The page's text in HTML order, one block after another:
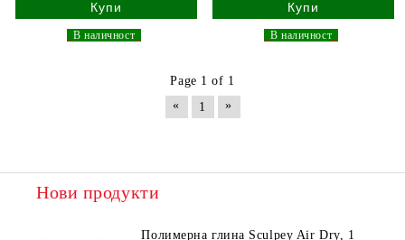
В наличност В наличност
Page 1 of 1
«
1 »
Нови продукти
Полимерна глина Sculpey Air Dry, 1